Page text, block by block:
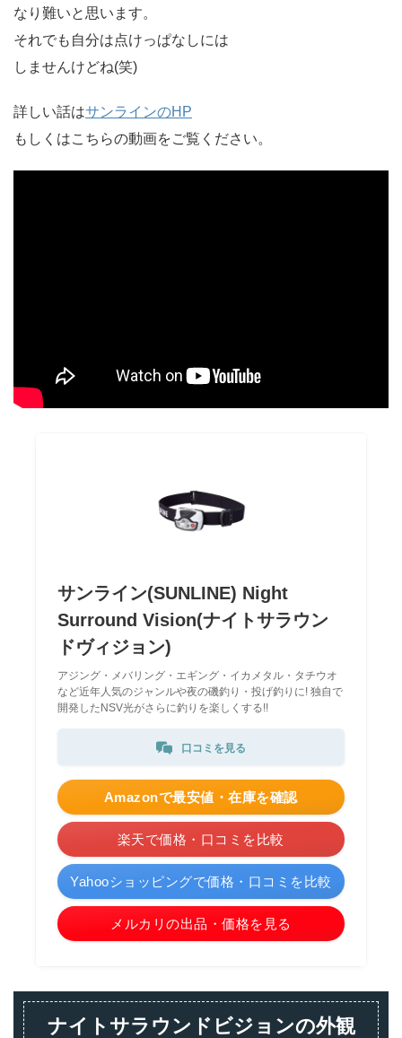
なり難いと思います。
それでも自分は点けっぱなしには
しませんけどね(笑)
詳しい話はサンラインのHP
もしくはこちらの動画をご覧ください。
サンライン(SUNLINE) Night
Surround Vision(ナイトサラウン
ドヴィジョン)
アジング・メバリング・エギング・イカメタル・タチウオ
など近年人気のジャンルや夜の磯釣り・投げ釣りに! 独自で
開発したNSV光がさらに釣りを楽しくする!!
口コミを見る
Amazonで最安値・在庫を確認
楽天で価格・口コミを比較
Yahooショッピングで価格・口コミを比較
メルカリの出品・価格を見る
ナイトサラウンドビジョンの外観